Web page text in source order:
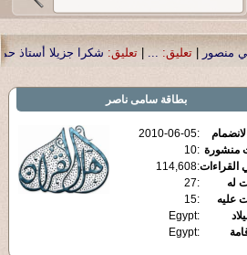
جزيلا أستاذ حمد الحمد .أكرمكم الله .|تعليق:
بطاقةسامى ناصر
:
2010-06-05
منشورة :
10
القراءات:
114,608
له
:
27
عليه
:
15
:
Egypt
:
Egypt